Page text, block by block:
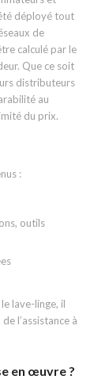
déployé tout
de
calculé par le
Que ce soit
distributeurs
au
du prix.
:
outils
lave-linge, il
l’assistance à
en œuvre ?